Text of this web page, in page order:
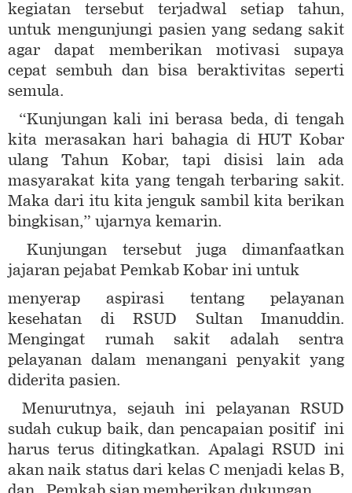
kegiatan tersebut terjadwal setiap tahun,
untuk mengunjungi pasien yang sedang sakit
agar dapat memberikan motivasi supaya
cepat sembuh dan bisa beraktivitas seperti
semula.
“Kunjungan kali ini berasa beda, di tengah
kita merasakan hari bahagia di HUT Kobar
ulang Tahun Kobar, tapi disisi lain ada
masyarakat kita yang tengah terbaring sakit.
Maka dari itu kita jenguk sambil kita berikan
bingkisan,” ujarnya kemarin.
Kunjungan tersebut juga dimanfaatkan
jajaran pejabat Pemkab Kobar ini untuk
menyerap aspirasi tentang pelayanan
kesehatan di RSUD Sultan Imanuddin.
Mengingat rumah sakit adalah sentra
pelayanan dalam menangani penyakit yang
diderita pasien.
Menurutnya, sejauh ini pelayanan RSUD
sudah cukup baik, dan pencapaian positif ini
harus terus ditingkatkan. Apalagi RSUD ini
akan naik status dari kelas C menjadi kelas B,